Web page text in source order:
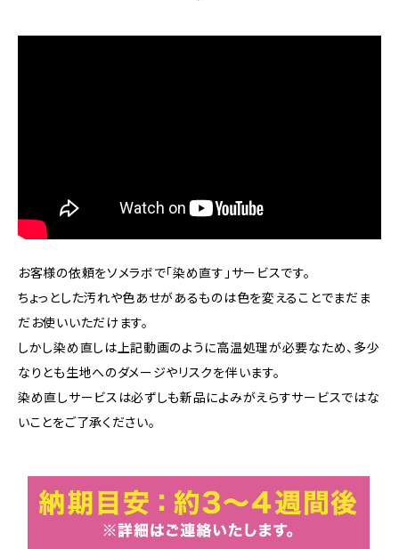
お客様の依頼をソメラボで「染め直す」サービスです。
ちょっとした汚れや色あせがあるものは色を変えることでまだま
だお使いいただけます。
しかし染め直しは上記動画のように高温処理が必要なため、多少
なりとも生地へのダメージやリスクを伴います。
染め直しサービスは必ずしも新品によみがえらすサービスではな
いことをご了承ください。